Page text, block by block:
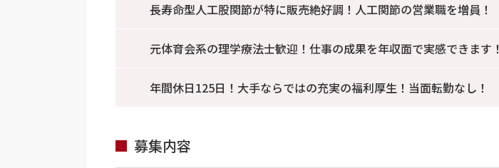
長寿命型人工股関節が特に販売絶好調！人工関節の営業職を増員！
元体育会系の理学療法士歓迎！仕事の成果を年収面で実感できます！
年間休日125日！大手ならではの充実の福利厚生！当面転勤なし！
募集内容